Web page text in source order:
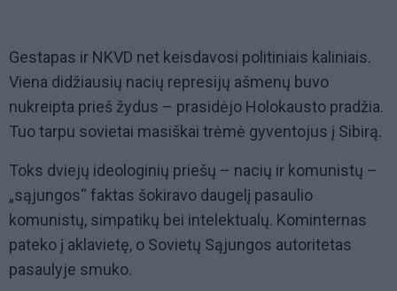
Gestapas ir NKVD net keisdavosi politiniais kaliniais.
Viena didžiausių nacių represijų ašmenų buvo
nukreipta prieš žydus – prasidėjo Holokausto pradžia.
Tuo tarpu sovietai masiškai trėmė gyventojus į Sibirą.
Toks dviejų ideologinių priešų – nacių ir komunistų –
„sąjungos“ faktas šokiravo daugelį pasaulio
komunistų, simpatikų bei intelektualų. Kominternas
pateko į aklavietę, o Sovietų Sąjungos autoritetas
pasaulyje smuko.